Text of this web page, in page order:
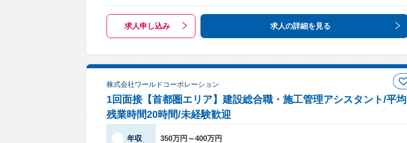
求人申し込み 求人の詳細を見る
株式会社ワールドコーポレーション
1回面接【首都圏エリア】建設総合職・施工管理アシスタント/平均
残業時間20時間/未経験歓迎
年収 350万円～400万円